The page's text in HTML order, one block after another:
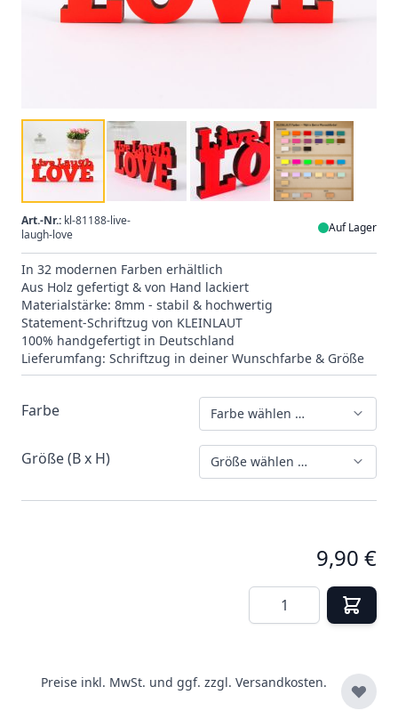
Art.-Nr.: kl-81188-live-
laugh-love
Auf Lager
In 32 modernen Farben erhältlich
Aus Holz gefertigt & von Hand lackiert
Materialstärke: 8mm - stabil & hochwertig
Statement-Schriftzug von KLEINLAUT
100% handgefertigt in Deutschland
Lieferumfang: Schriftzug in deiner Wunschfarbe & Größe
Farbe Farbe wählen …
Größe (B x H) Größe wählen …
9,90 €
Menge
Preise inkl. MwSt. und ggf. zzgl. Versandkosten.